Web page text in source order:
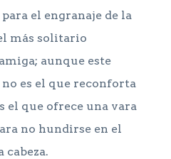
el engranaje de la
más solitario
aunque este
es el que reconforta
el que ofrece una vara
no hundirse en el
cabeza.